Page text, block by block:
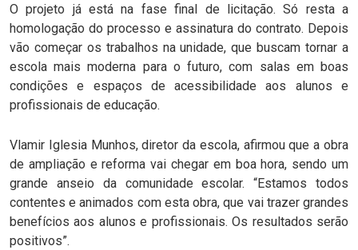
O projeto já está na fase final de licitação. Só resta a
homologação do processo e assinatura do contrato. Depois
vão começar os trabalhos na unidade, que buscam tornar a
escola mais moderna para o futuro, com salas em boas
condições e espaços de acessibilidade aos alunos e
profissionais de educação.
Vlamir Iglesia Munhos, diretor da escola, afirmou que a obra
de ampliação e reforma vai chegar em boa hora, sendo um
grande anseio da comunidade escolar. “Estamos todos
contentes e animados com esta obra, que vai trazer grandes
benefícios aos alunos e profissionais. Os resultados serão
positivos”.